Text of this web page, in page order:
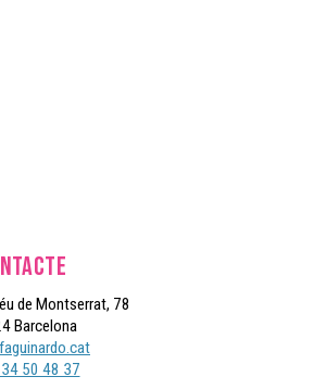
de Montserrat, 78
Barcelona
50 48 37